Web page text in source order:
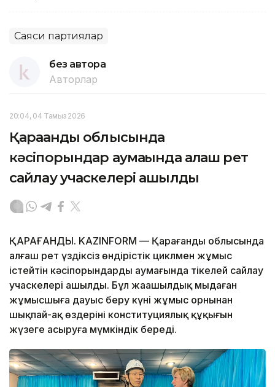
Саяси партиялар
без автора
Авторлар
20:04, 04 Тамыз 2026
Қарағанды облысында
кәсіпорындар аумағында алғаш рет
сайлау учаскелері ашылды
ҚАРАҒАНДЫ. KAZINFORM — Қарағанды облысында
алғаш рет үздіксіз өндірістік циклмен жұмыс
істейтін кәсіпорындардың аумағында тікелей сайлау
учаскелері ашылды. Бұл жаңашылдық мыңдаған
жұмысшыға дауыс беру күні жұмыс орнынан
шықпай-ақ өздерінің конституциялық құқығын
жүзеге асыруға мүмкіндік береді.